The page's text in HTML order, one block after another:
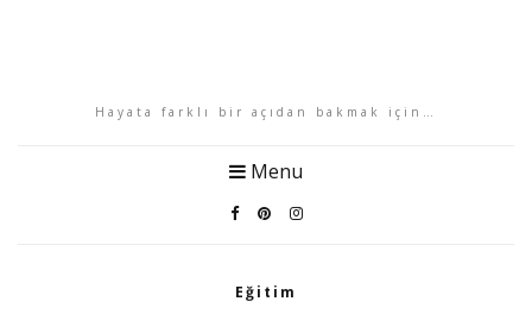
Hayata farklı bir açıdan bakmak için…
Menu
Eğitim